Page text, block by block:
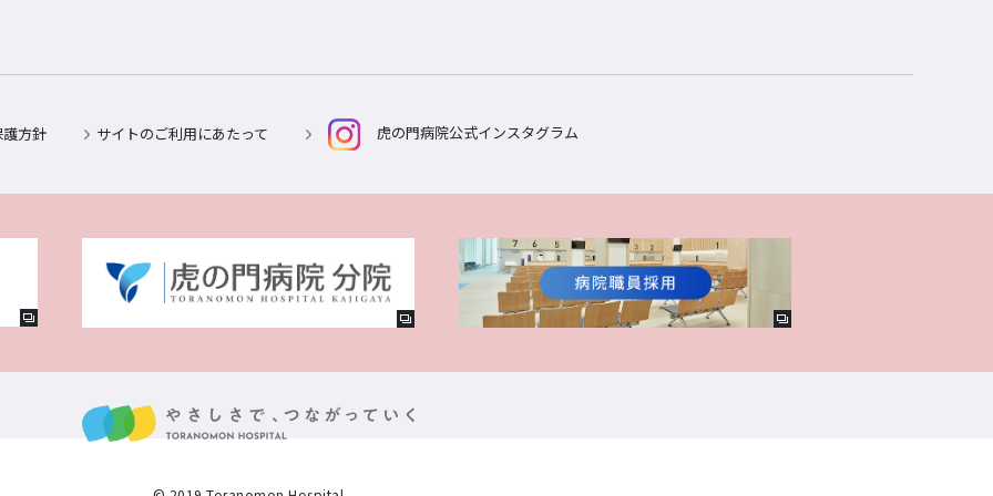
方針 サイトのご利用にあたって 虎の門病院公式インスタグラム